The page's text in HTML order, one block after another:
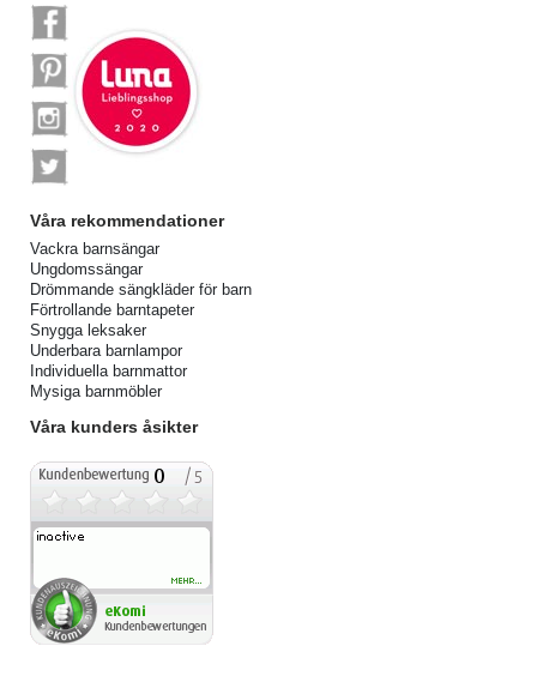
Våra rekommendationer
Vackra barnsängar
Ungdomssängar
Drömmande sängkläder för barn
Förtrollande barntapeter
Snygga leksaker
Underbara barnlampor
Individuella barnmattor
Mysiga barnmöbler
Våra kunders åsikter